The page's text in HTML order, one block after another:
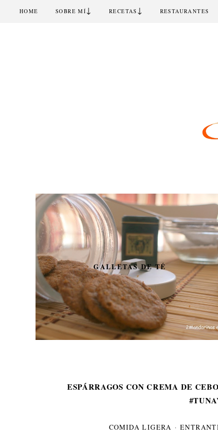
HOME SOBRE MÍ↓ RECETAS ↓ RESTAURANTES
DE TÉ
SOLOMILLO CON
EN COSTRA DE
ESPÁRRAGOS CON CREMA DE
COMIDA LIGERA ·